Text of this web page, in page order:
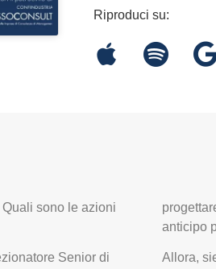
Riproduci su:
sono le azioni
Senior di
anticipo
Allora,